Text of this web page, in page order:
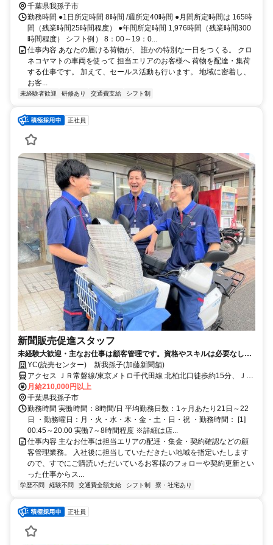
千葉県我孫子市
勤務時間 ●1日所定時間 8時間 /週所定40時間 ●月間所定時間は 165時
間（残業時間25時間程度） ●年間所定時間 1,976時間（残業時間300
時間程度） シフト例） 8：00～19：0...
仕事内容 あなたの届ける荷物が、 誰かの特別な一日をつくる。 クロ
ネコヤマトの車両を使って 担当エリアのお客様へ 荷物を配達・集荷
する仕事です。 加えて、セールス活動も行います。 地域に密着し、
お客...
未経験者歓迎 研修あり 交通費支給 シフト制
正社員
新聞販売促進スタッフ
未経験大歓迎・主なお仕事は顧客管理です。資格やスキルは必要なし。
日々の業務で月収もアップ！
YC(読売センター) 新我孫子(加藤新聞舗)
アクセス ＪＲ常磐線/東京メトロ千代田線 北柏北口徒歩約15分、ＪＲ
常磐線/東京メトロ千代田線 我孫子（千葉県）北口徒歩約16分、ＪＲ
成田線 我孫子（千葉県）北口徒歩約16分
月給210,000円以上
千葉県我孫子市
勤務時間 実働時間：8時間/日 平均勤務日数：1ヶ月あたり21日～22
日 ・勤務曜日：月・火・水・木・金・土・日・祝 ・勤務時間： [1]
00:45～20:00 実働7～8時間程度 ※詳細は店...
仕事内容 主なお仕事は担当エリアの配達・集金・契約確認などの顧
客管理業務。 入社後に担当していただきたい地域を指定いたします
ので、すでにご購読いただいているお客様のフォローや契約更新とい
った仕事からス...
学歴不問 経験不問 交通費全額支給 シフト制 寮・社宅あり
正社員